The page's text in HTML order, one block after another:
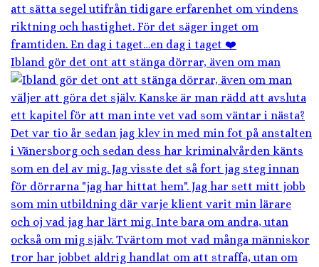
Ibland gör det ont att stänga dörrar, även om man